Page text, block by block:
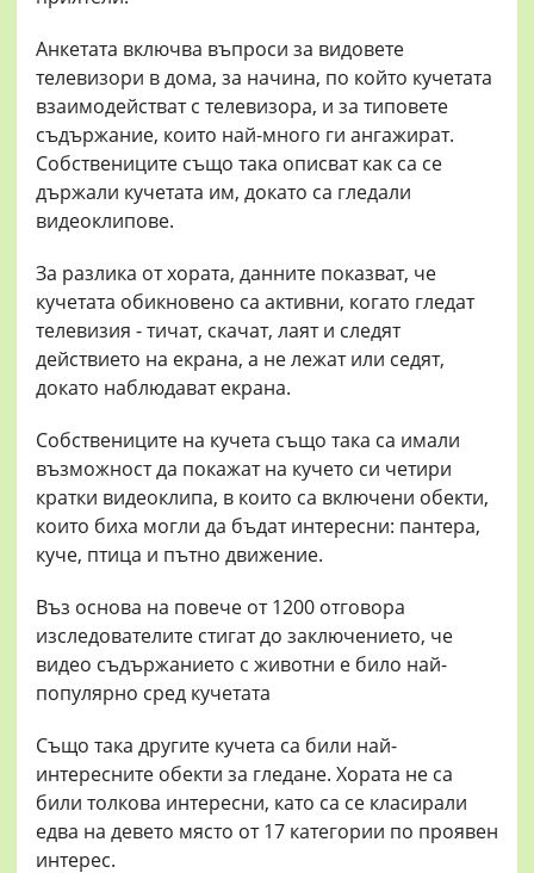
Анкетата включва въпроси за видовете
телевизори в дома, за начина, по който кучетата
взаимодействат с телевизора, и за типовете
съдържание, които най-много ги ангажират.
Собствениците също така описват как са се
държали кучетата им, докато са гледали
видеоклипове.
За разлика от хората, данните показват, че
кучетата обикновено са активни, когато гледат
телевизия - тичат, скачат, лаят и следят
действието на екрана, а не лежат или седят,
докато наблюдават екрана.
Собствениците на кучета също така са имали
възможност да покажат на кучето си четири
кратки видеоклипа, в които са включени обекти,
които биха могли да бъдат интересни: пантера,
куче, птица и пътно движение.
Въз основа на повече от 1200 отговора
изследователите стигат до заключението, че
видео съдържанието с животни е било най-
популярно сред кучетата
Също така другите кучета са били най-
интересните обекти за гледане. Хората не са
били толкова интересни, като са се класирали
едва на девето място от 17 категории по проявен
интерес.